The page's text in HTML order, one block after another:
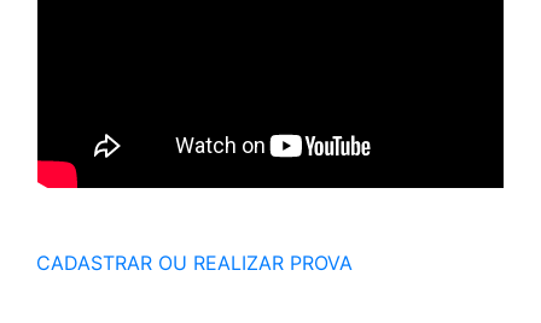
CADASTRAR OU REALIZAR PROVA